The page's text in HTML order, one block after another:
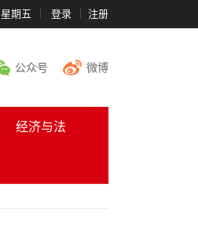
星期五 登录 注册
公众号 微博
经济与法